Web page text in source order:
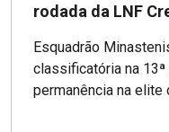
rodada da LNF
Esquadrão
classificatória na
permanência na